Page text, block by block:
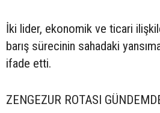
İki lider, ekonomik ve ticari
barış sürecinin sahadaki
ifade etti.
ZENGEZUR ROTASI